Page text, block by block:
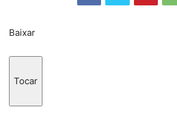
Baixar
Tocar